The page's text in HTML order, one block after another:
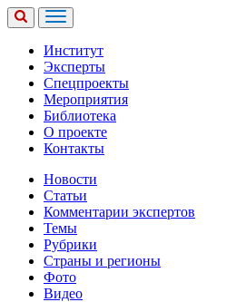
Институт
Эксперты
Спецпроекты
Мероприятия
Библиотека
О проекте
Контакты
Новости
Статьи
Комментарии экспертов
Темы
Рубрики
Страны и регионы
Фото
Видео